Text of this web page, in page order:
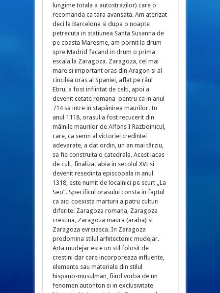
lungime totala a autostrazilor) care o
recomanda ca tara avansata. Am aterizat
deci la Barcelona si dupa o noapte
petrecuta in statiunea Santa Susanna de
pe coasta Maresme, am pornit la drum
spre Madrid facand in drum o prima
escala la Zaragoza. Zaragoza, cel mai
mare si important oras din Aragon si al
cincilea oras al Spaniei, aflat pe râul
Ebru, a fost infiintat de celti, apoi a
devenit cetate romana pentru ca in anul
714 sa intre in stapânirea maurilor. In
anul 1118, orasul a fost recucerit din
mâinile maurilor de Alfons I Razboinicul,
care, ca semn al victoriei credintei
adevarate, a dat ordin, un an mai târziu,
sa fie construita o catedrala. Acest lacas
de cult, finalizat abia in secolul XVI si
devenit resedinta episcopala in anul
1318, este numit de localnici pe scurt „La
Seo”. Specificul orasului consta in faptul
ca aici coexista marturii a patru culturi
diferite: Zaragoza romana, Zaragoza
crestina, Zaragoza maura (araba) si
Zaragoza evreiasca. In Zaragoza
predomina stilul arhitectonic mudejar.
Arta mudejar este un stil folosit de
crestini dar care incorporeaza influente,
elemente sau materiale din stilul
hispano-musulman, fiind vorba de un
fenomen autohton si in exclusivitate